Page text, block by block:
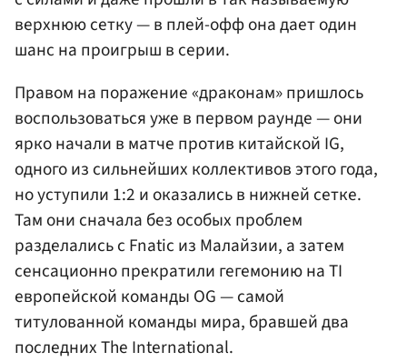
верхнюю сетку — в плей-офф она дает один
шанс на проигрыш в серии.
Правом на поражение «драконам» пришлось
воспользоваться уже в первом раунде — они
ярко начали в матче против китайской IG,
одного из сильнейших коллективов этого года,
но уступили 1:2 и оказались в нижней сетке.
Там они сначала без особых проблем
разделались с Fnatic из Малайзии, а затем
сенсационно прекратили гегемонию на TI
европейской команды OG — самой
титулованной команды мира, бравшей два
последних The International.